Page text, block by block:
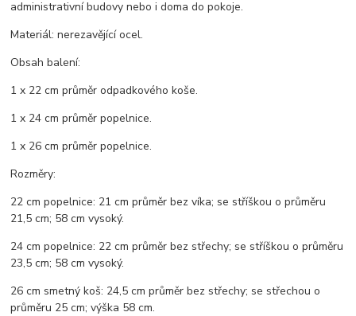
administrativní budovy nebo i doma do pokoje.
Materiál: nerezavějící ocel.
Obsah balení:
1 x 22 cm průměr odpadkového koše.
1 x 24 cm průměr popelnice.
1 x 26 cm průměr popelnice.
Rozměry:
22 cm popelnice: 21 cm průměr bez víka; se stříškou o průměru
21,5 cm; 58 cm vysoký.
24 cm popelnice: 22 cm průměr bez střechy; se stříškou o průměru
23,5 cm; 58 cm vysoký.
26 cm smetný koš: 24,5 cm průměr bez střechy; se střechou o
průměru 25 cm; výška 58 cm.